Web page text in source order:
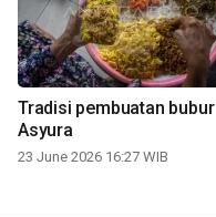
Tradisi pembuatan bubur
Asyura
23 June 2026 16:27 WIB